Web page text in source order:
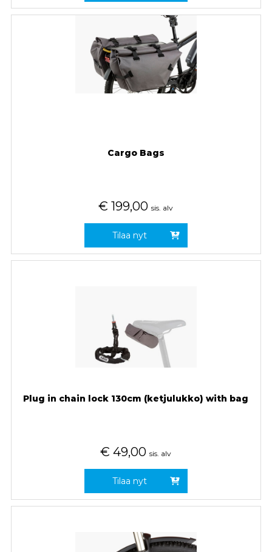
Cargo Bags
€ 199,00 sis. alv
Tilaa nyt
Plug in chain lock 130cm (ketjulukko) with bag
€ 49,00 sis. alv
Tilaa nyt